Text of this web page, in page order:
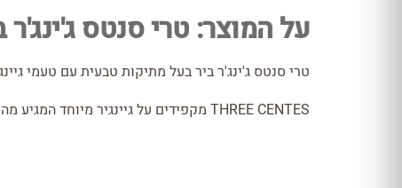
על המוצר: טרי סנטס ג'ינג'ר
טרי סנטס ג'ינג'ר ביר בעל מתיקות טבעית עם טעמי
THREE CENTES מקפידים על גיינגיר מיוחד המגיע מהודו.